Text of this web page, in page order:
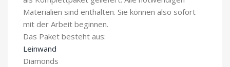
Materialien sind enthalten. Sie können also sofort
mit der Arbeit beginnen.
Das Paket besteht aus:
Leinwand
Diamonds